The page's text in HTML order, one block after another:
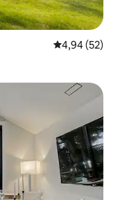
4,94 de uma
4,94 (52)